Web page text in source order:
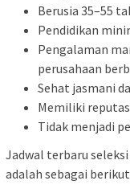
Berusia 35–55
Pendidikan
Pengalaman
perusahaan
Sehat jasmani
Memiliki
Tidak menjadi
Jadwal terbaru seleksi
adalah sebagai